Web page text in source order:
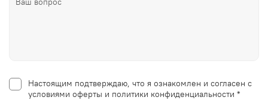
Настоящим подтверждаю, что я ознакомлен и согласен с
условиями оферты и политики конфиденциальности *